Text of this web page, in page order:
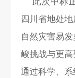
四川省地处
自然灾害易
峻挑战与更
通过科学、